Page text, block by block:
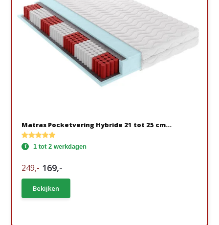
Matras Pocketvering Hybride 21 tot 25 cm...
1 tot 2 werkdagen
249,- 169,-
Bekijken